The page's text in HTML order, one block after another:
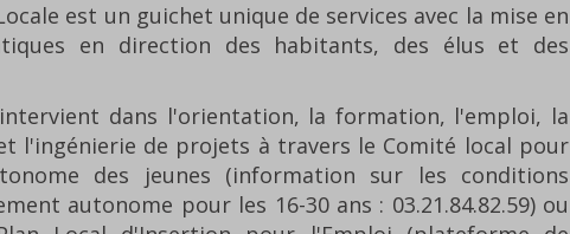
est un guichet unique de services avec la mise en
en direction des habitants, des élus et des
dans l'orientation, la formation, l'emploi, la
l'ingénierie de projets à travers le Comité local pour
des jeunes (information sur les conditions
autonome pour les 16-30 ans : 03.21.84.82.59) ou